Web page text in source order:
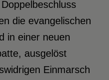
die evangelischen
in einer neuen
ausgelöst
Einmarsch